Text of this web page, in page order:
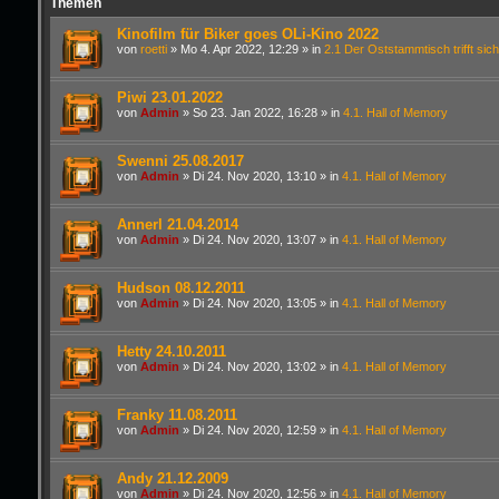
Themen
Kinofilm für Biker goes OLi-Kino 2022
von roetti» Mo 4. Apr 2022, 12:29» in 2.1 Der Oststammtisch trifft sich
Piwi 23.01.2022
von Admin » So 23. Jan 2022, 16:28» in 4.1. Hall of Memory
Swenni 25.08.2017
von Admin » Di 24. Nov 2020, 13:10» in 4.1. Hall of Memory
Annerl 21.04.2014
von Admin » Di 24. Nov 2020, 13:07» in 4.1. Hall of Memory
Hudson 08.12.2011
von Admin » Di 24. Nov 2020, 13:05» in 4.1. Hall of Memory
Hetty 24.10.2011
von Admin » Di 24. Nov 2020, 13:02» in 4.1. Hall of Memory
Franky 11.08.2011
von Admin » Di 24. Nov 2020, 12:59» in 4.1. Hall of Memory
Andy 21.12.2009
von Admin » Di 24. Nov 2020, 12:56» in 4.1. Hall of Memory